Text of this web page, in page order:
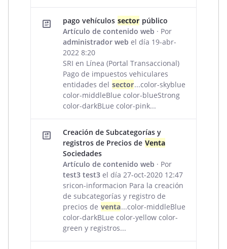
pago vehículos sector público
Artículo de contenido web · Por
administrador web el día 19-abr-
2022 8:20
SRI en Línea (Portal Transaccional)
Pago de impuestos vehiculares
entidades del sector...color-skyblue
color-middleBlue color-blueStrong
color-darkBLue color-pink...
Creación de Subcategorías y
registros de Precios de Venta
Sociedades
Artículo de contenido web · Por
test3 test3el día 27-oct-2020 12:47
sricon-informacion Para la creación
de subcategorías y registro de
precios de venta...color-middleBlue
color-darkBLue color-yellow color-
green y registros...